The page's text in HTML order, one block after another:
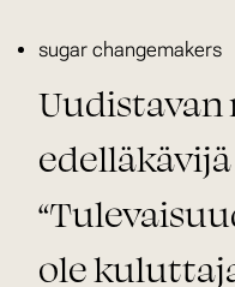
In
sugar changemakers
ole